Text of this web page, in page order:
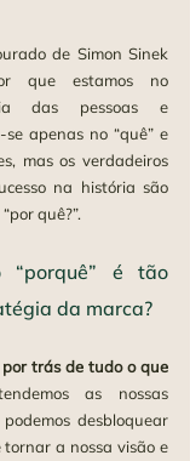
de Simon Sinek
que estamos no
das pessoas e
apenas no “quê” e
mas os verdadeiros
na história são
quê?”.
é tão
da marca?
trás de tudo o que
as nossas
desbloquear
tornar a nossa visão e